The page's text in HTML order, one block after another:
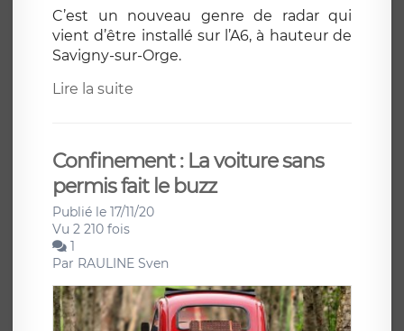
C’est un nouveau genre de radar qui
vient d’être installé sur l’A6, à hauteur de
Savigny-sur-Orge.
Lire la suite
Confinement : La voiture sans
permis fait le buzz
Publié le 17/11/20
Vu 2 210 fois
1
Par RAULINE Sven